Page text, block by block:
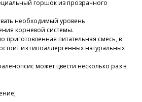
горшок из прозрачного
необходимый уровень
корневой системы.
приготовленная питательная смесь, в
из гипоаллергенных натуральных
может цвести несколько раз в